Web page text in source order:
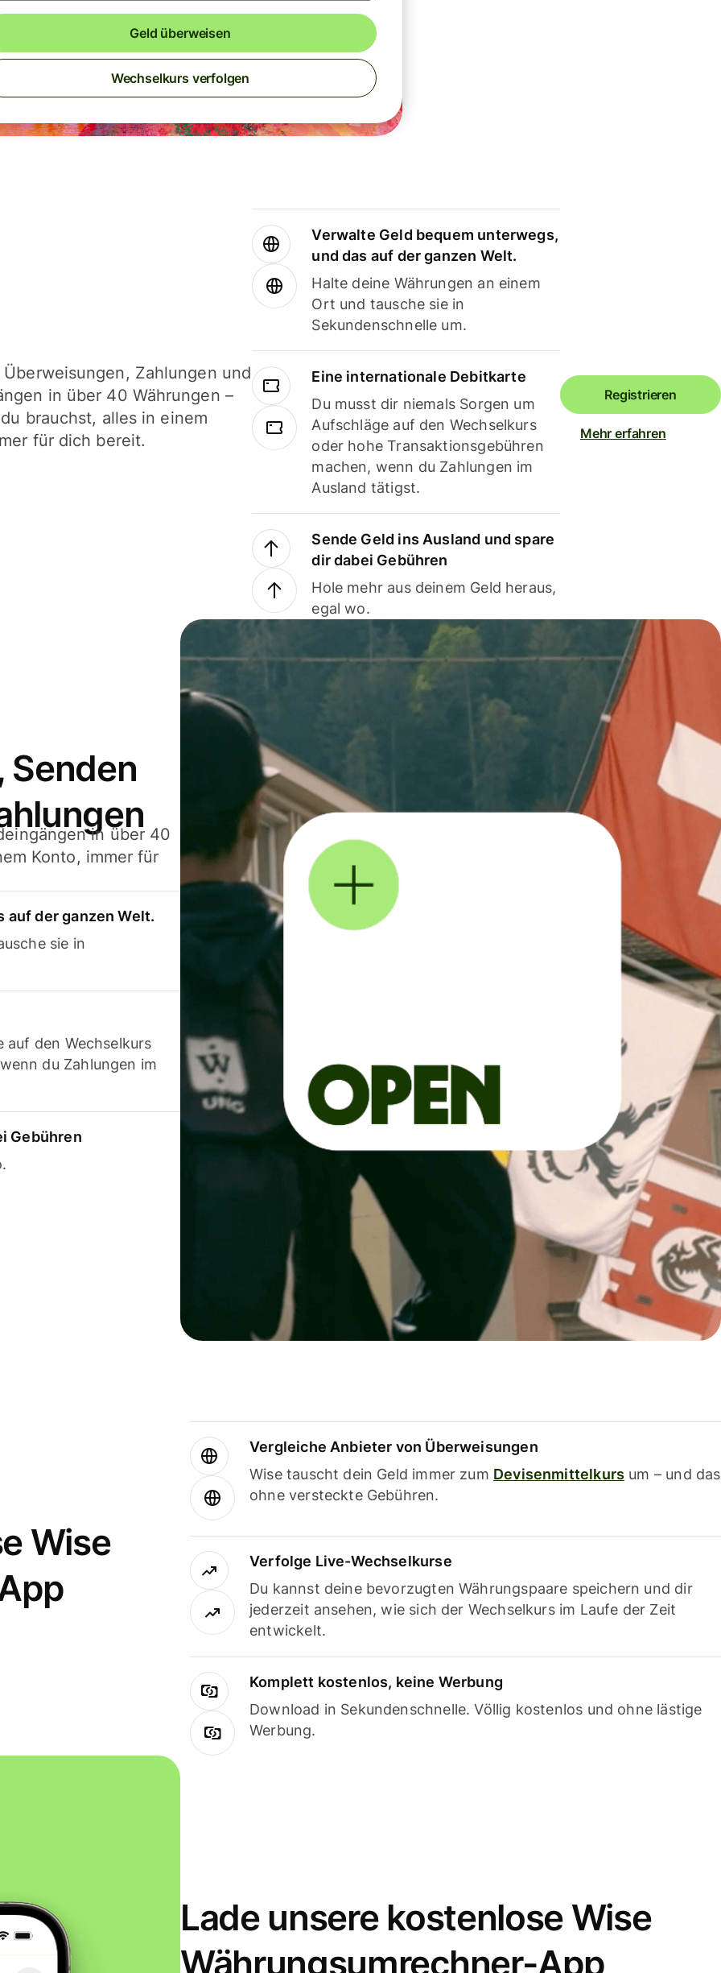
Geld überweisen
Wechselkurs verfolgen
Zahlungen und
in über 40 Währungen –
brauchst, alles in einem
für dich bereit.
Verwalte Geld bequem unterwegs,
und das auf der ganzen Welt.
Halte deine Währungen an einem
Ort und tausche sie in
Sekundenschnelle um.
Eine internationale Debitkarte
Du musst dir niemals Sorgen um
Aufschläge auf den Wechselkurs
oder hohe Transaktionsgebühren
machen, wenn du Zahlungen im
Ausland tätigst.
Sende Geld ins Ausland und spare
dir dabei Gebühren
Hole mehr aus deinem Geld heraus,
egal wo.
Registrieren
Mehr erfahren
Senden
in über 40
Konto, immer für
auf der ganzen Welt.
sie in
auf den Wechselkurs
du Zahlungen im
Gebühren
Wise
Vergleiche Anbieter von Überweisungen
Wise tauscht dein Geld immer zum Devisenmittelkurs um – und das
ohne versteckte Gebühren.
Verfolge Live-Wechselkurse
Du kannst deine bevorzugten Währungspaare speichern und dir
jederzeit ansehen, wie sich der Wechselkurs im Laufe der Zeit
entwickelt.
Komplett kostenlos, keine Werbung
Download in Sekundenschnelle. Völlig kostenlos und ohne lästige
Werbung.
Lade unsere kostenlose Wise
Währungsumrechner-App